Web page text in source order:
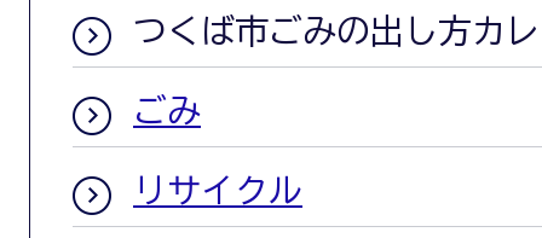
つくば市ごみの出し方カ
ごみ
リサイクル